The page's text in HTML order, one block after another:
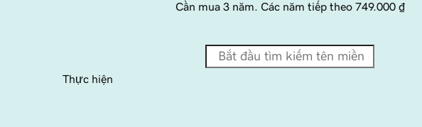
Cần mua 3 năm. Các năm tiếp theo 749.000 ₫
Thực hiện